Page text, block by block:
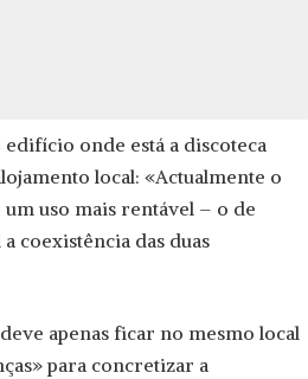
onde está a discoteca
local: «Actualmente o
uso mais rentável – o de
coexistência das duas
apenas ficar no mesmo local
para concretizar a